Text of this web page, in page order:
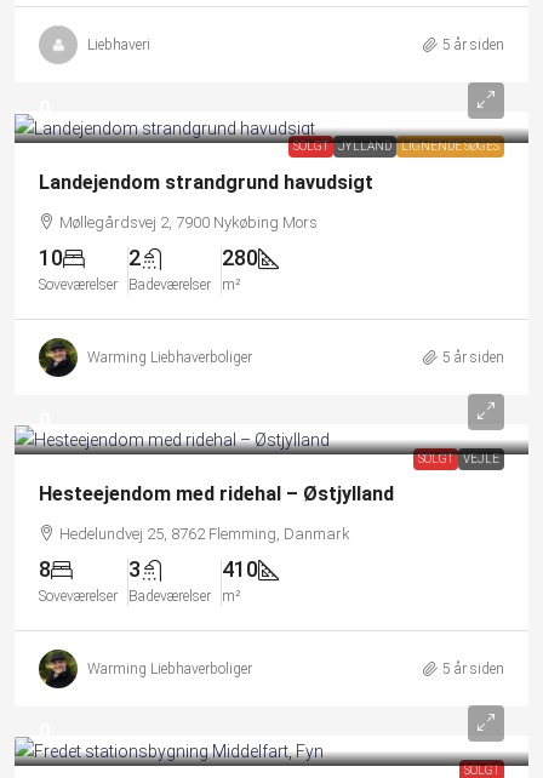
Liebhaveri 5 år siden
SOLGT JYLLAND LIGNENDE SØGES
Landejendom strandgrund havudsigt
Møllegårdsvej 2, 7900 Nykøbing Mors
10
Soveværelser
2
Badeværelser
280
m²
Warming Liebhaverboliger 5 år siden
SOLGT VEJLE
Hesteejendom med ridehal – Østjylland
Hedelundvej 25, 8762 Flemming, Danmark
8
Soveværelser
3
Badeværelser
410
m²
Warming Liebhaverboliger 5 år siden
SOLGT